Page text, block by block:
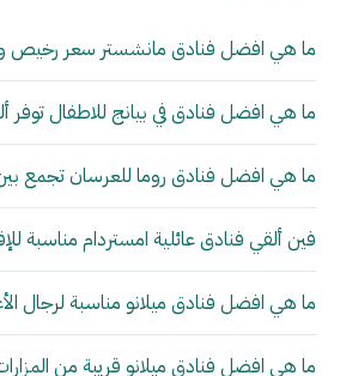
ما هي افضل فنادق مانشستر سعر رخيص
ما هي افضل فنادق في بيانج للاطفال توفر
ما هي افضل فنادق روما للعرسان تجمع
فين ألقي فنادق عائلية امستردام مناسبة
ما هي افضل فنادق ميلانو مناسبة لرجال
ما هي افضل فنادق ميلانو قريبة من